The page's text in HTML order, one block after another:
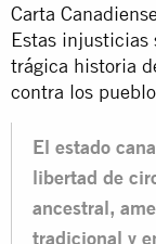
Carta
Estas injusticias
trágica historia
contra los
El estado
libertad de
ancestral,
tradicional y